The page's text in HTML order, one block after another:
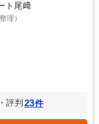
ト尾﨑
理）
評判 23件